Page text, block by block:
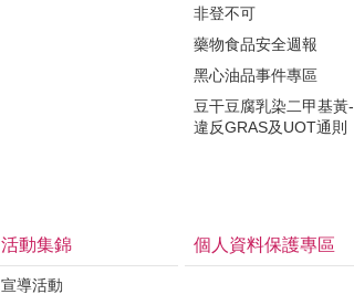
非登不可
藥物食品安全週報
黑心油品事件專區
豆干豆腐乳染二甲基黃-
違反GRAS及UOT通則
活動集錦
宣導活動
個人資料保護專區